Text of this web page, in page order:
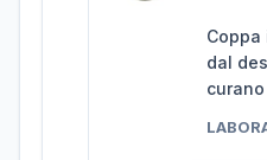
Coppa
dal